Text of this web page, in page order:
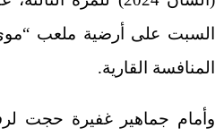
السبت على أرضية ملعب “موي”
المنافسة القارية.
وأمام جماهير غفيرة حجت